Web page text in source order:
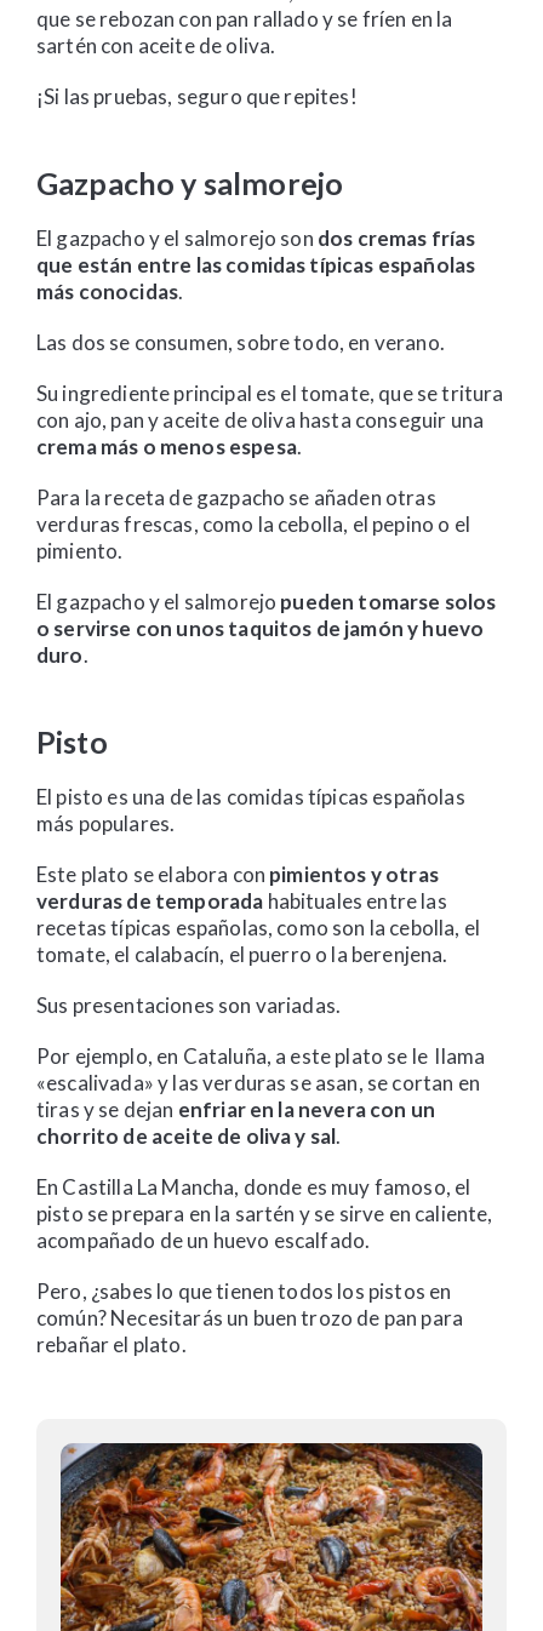
que se rebozan con pan rallado y se fríen en la
sartén con aceite de oliva.
¡Si las pruebas, seguro que repites!
Gazpacho y salmorejo
El gazpacho y el salmorejo son dos cremas frías
que están entre las comidas típicas españolas
más conocidas.
Las dos se consumen, sobre todo, en verano.
Su ingrediente principal es el tomate, que se tritura
con ajo, pan y aceite de oliva hasta conseguir una
crema más o menos espesa.
Para la receta de gazpacho se añaden otras
verduras frescas, como la cebolla, el pepino o el
pimiento.
El gazpacho y el salmorejo pueden tomarse solos
o servirse con unos taquitos de jamón y huevo
duro.
Pisto
El pisto es una de las comidas típicas españolas
más populares.
Este plato se elabora con pimientos y otras
verduras de temporada habituales entre las
recetas típicas españolas, como son la cebolla, el
tomate, el calabacín, el puerro o la berenjena.
Sus presentaciones son variadas.
Por ejemplo, en Cataluña, a este plato se le llama
«escalivada» y las verduras se asan, se cortan en
tiras y se dejan enfriar en la nevera con un
chorrito de aceite de oliva y sal.
En Castilla La Mancha, donde es muy famoso, el
pisto se prepara en la sartén y se sirve en caliente,
acompañado de un huevo escalfado.
Pero, ¿sabes lo que tienen todos los pistos en
común? Necesitarás un buen trozo de pan para
rebañar el plato.